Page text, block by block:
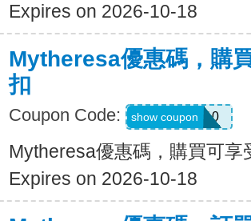
Expires on 2026-10-18
Mytheresa優惠碼，購
扣
Coupon Code: MYEXTRA10
show coupon
Mytheresa優惠碼，購買可享
Expires on 2026-10-18